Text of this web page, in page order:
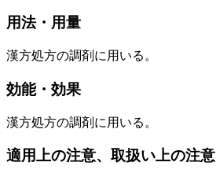
用法・用量
漢方処方の調剤に用いる。
効能・効果
漢方処方の調剤に用いる。
適用上の注意、取扱い上の注意